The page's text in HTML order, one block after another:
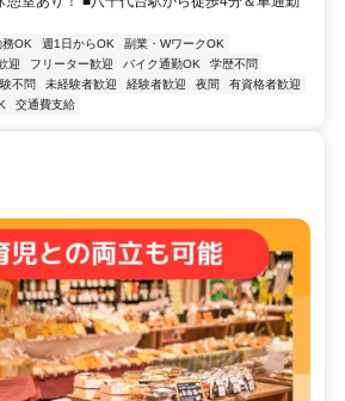
務OK 週1日からOK
副業・WワークOK
迎 フリーター歓迎 バイク通勤OK
学歴不問
不問 未経験者歓迎 経験者歓迎 夜間
有資格者歓迎
交通費支給